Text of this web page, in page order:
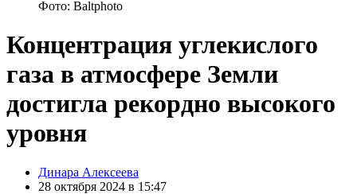
Фото: Baltphoto
Концентрация углекислого
газа в атмосфере Земли
достигла рекордно высокого
уровня
Posted
by
Динара Алексеева
28 октября 2024 в 15:47